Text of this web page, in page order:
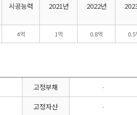
시공능력 2021년 2022년
4억 1억 0.8억 0.5
고정부채 -
고정자산 -